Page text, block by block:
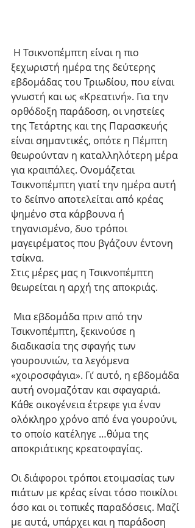
ξεχωριστή ημέρα της δεύτερης
εβδομάδας του Τριωδίου, που είναι
γνωστή και ως «Κρεατινή». Για την
ορθόδοξη παράδοση, οι νηστείες
της Τετάρτης και της Παρασκευής
είναι σημαντικές, οπότε η Πέμπτη
θεωρούνταν η καταλληλότερη μέρα
για κραιπάλες. Ονομάζεται
Τσικνοπέμπτη γιατί την ημέρα αυτή
το δείπνο αποτελείται από κρέας
ψημένο στα κάρβουνα ή
τηγανισμένο, δυο τρόποι
μαγειρέματος που βγάζουν έντονη
τσίκνα.
Στις μέρες μας η Τσικνοπέμπτη
θεωρείται η αρχή της αποκριάς.
Τσικνοπέμπτη, ξεκινούσε η
διαδικασία της σφαγής των
γουρουνιών, τα λεγόμενα
«χοιροσφάγια». Γι’ αυτό, η εβδομάδα
αυτή ονομαζόταν και σφαγαριά.
Κάθε οικογένεια έτρεφε για έναν
ολόκληρο χρόνο από ένα γουρούνι,
το οποίο κατέληγε …θύμα της
αποκριάτικης κρεατοφαγίας.
Οι διάφοροι τρόποι ετοιμασίας των
πιάτων με κρέας είναι τόσο ποικίλοι
όσο και οι τοπικές παραδόσεις. Μαζί
με αυτά, υπάρχει και η παράδοση